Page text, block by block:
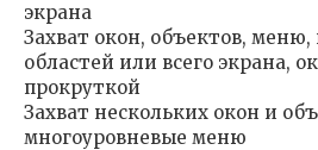
экрана
Захват окон, объектов,
областей или всего экрана,
прокруткой
Захват нескольких окон и
многоуровневые меню